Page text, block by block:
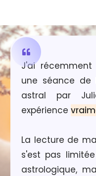
J'ai
une séance
astral par
expérience
La lecture de
s'est pas
astrologique,